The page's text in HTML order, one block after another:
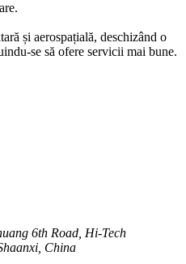
și aerospațială, deschizând o
se să ofere servicii mai bune.
6th Road, Hi-Tech
China